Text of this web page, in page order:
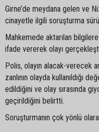
Girne’de meydana gelen ve
cinayetle ilgili soruşturma
Mahkemede aktarılan
ifade vererek olayı
Polis, olayın alacak-verecek
zanlının olayda kullanıldığı
edildiğini ve olay sırasında
geçirildiğini belirtti.
Soruşturmanın çok yönlü